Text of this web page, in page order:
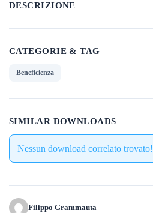
DESCRIZIONE
CATEGORIE & TAG
Beneficienza
SIMILAR DOWNLOADS
Nessun download correlato trovato!
Filippo Grammauta